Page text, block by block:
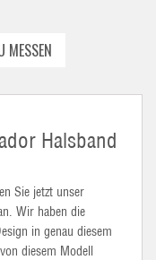
MESSEN
Halsband
Sie jetzt unser
Wir haben die
in genau diesem
diesem Modell